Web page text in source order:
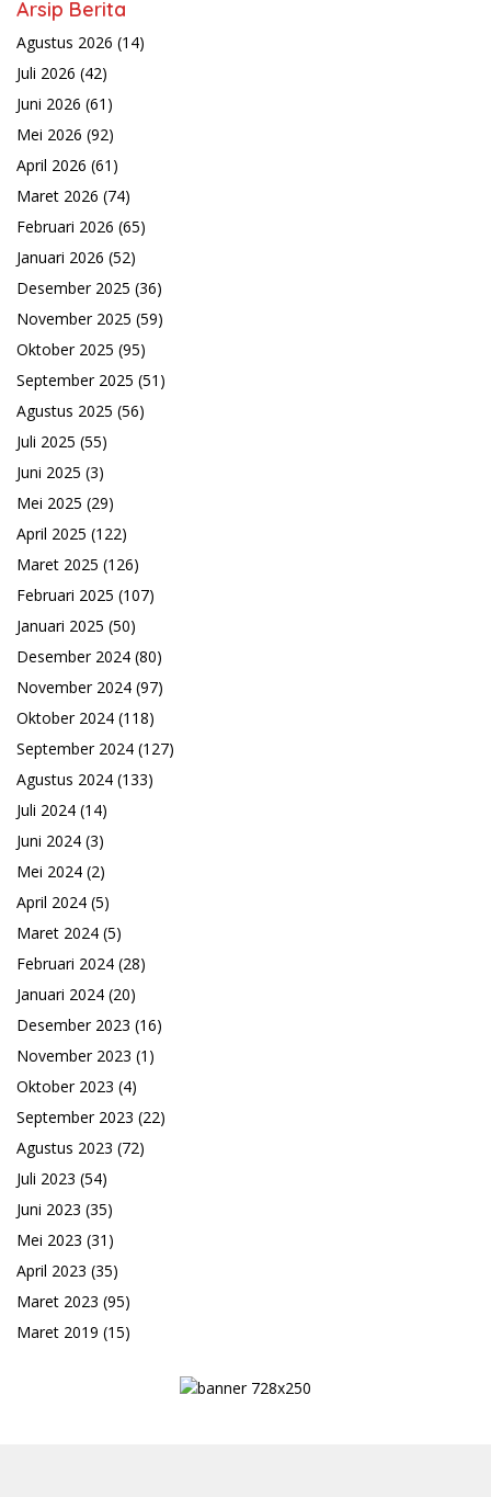
Arsip Berita
Agustus 2026 (14)
Juli 2026 (42)
Juni 2026 (61)
Mei 2026 (92)
April 2026 (61)
Maret 2026 (74)
Februari 2026 (65)
Januari 2026 (52)
Desember 2025 (36)
November 2025 (59)
Oktober 2025 (95)
September 2025 (51)
Agustus 2025 (56)
Juli 2025 (55)
Juni 2025 (3)
Mei 2025 (29)
April 2025 (122)
Maret 2025 (126)
Februari 2025 (107)
Januari 2025 (50)
Desember 2024 (80)
November 2024 (97)
Oktober 2024 (118)
September 2024 (127)
Agustus 2024 (133)
Juli 2024 (14)
Juni 2024 (3)
Mei 2024 (2)
April 2024 (5)
Maret 2024 (5)
Februari 2024 (28)
Januari 2024 (20)
Desember 2023 (16)
November 2023 (1)
Oktober 2023 (4)
September 2023 (22)
Agustus 2023 (72)
Juli 2023 (54)
Juni 2023 (35)
Mei 2023 (31)
April 2023 (35)
Maret 2023 (95)
Maret 2019 (15)